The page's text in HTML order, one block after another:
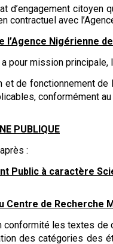
avec
Nigérienne
pour mission
de fonctionnement
conformément au
PUBLIQUE
:
Public à caractère
de Recherche
les textes
des catégories